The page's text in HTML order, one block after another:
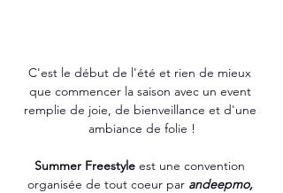
C'est le début de l'été et rien de mieux
que commencer la saison avec un event
remplie de joie, de bienveillance et d'une
ambiance de folie !
Summer Freestyle est une convention
organisée de tout coeur par andeepmo,